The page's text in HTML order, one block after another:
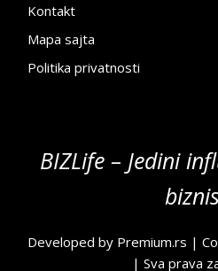
Kontakt
Mapa sajta
Politika privatnosti
BIZLife – Jedini
Developed by Premium.rs |
| Sva prava